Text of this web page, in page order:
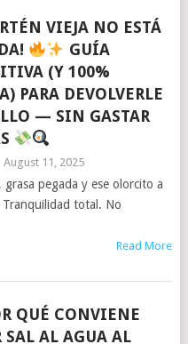
VIEJA NO ESTÁ
GUÍA
(Y 100%
PARA DEVOLVERLE
— SIN GASTAR
August 11, 2025
grasa pegada y ese olorcito a
Tranquilidad total. No
Read More
QUÉ CONVIENE
SAL AL AGUA AL